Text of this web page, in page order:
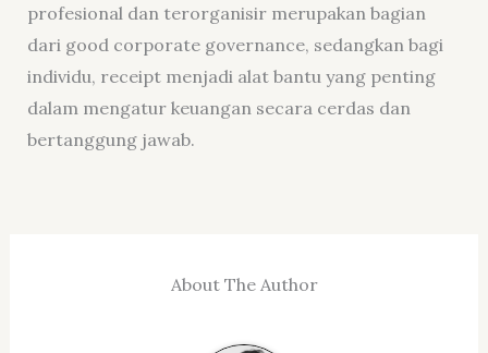
profesional dan terorganisir merupakan bagian
dari good corporate governance, sedangkan bagi
individu, receipt menjadi alat bantu yang penting
dalam mengatur keuangan secara cerdas dan
bertanggung jawab.
About The Author